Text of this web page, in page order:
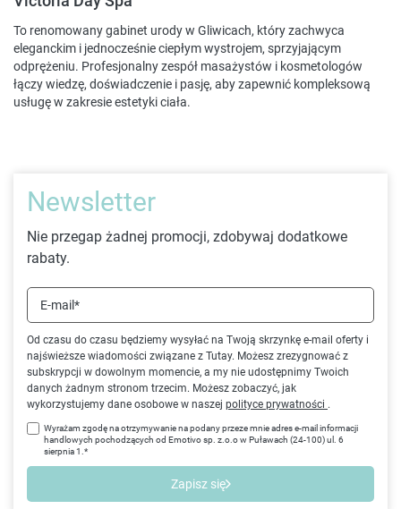
To renomowany gabinet urody w Gliwicach, który zachwyca
eleganckim i jednocześnie ciepłym wystrojem, sprzyjającym
odprężeniu. Profesjonalny zespół masażystów i kosmetologów
łączy wiedzę, doświadczenie i pasję, aby zapewnić kompleksową
usługę w zakresie estetyki ciała.
Newsletter
Nie przegap żadnej promocji, zdobywaj dodatkowe
rabaty.
Od czasu do czasu będziemy wysyłać na Twoją skrzynkę e-mail oferty i
najświeższe wiadomości związane z Tutay. Możesz zrezygnować z
subskrypcji w dowolnym momencie, a my nie udostępnimy Twoich
danych żadnym stronom trzecim. Możesz zobaczyć, jak
wykorzystujemy dane osobowe w naszej polityce prywatności .
E-mail*
Wyrażam zgodę na otrzymywanie na podany przeze mnie adres e-mail informacji
handlowych pochodzących od Emotivo sp. z.o.o w Puławach (24-100) ul. 6
sierpnia 1.*
Zapisz się